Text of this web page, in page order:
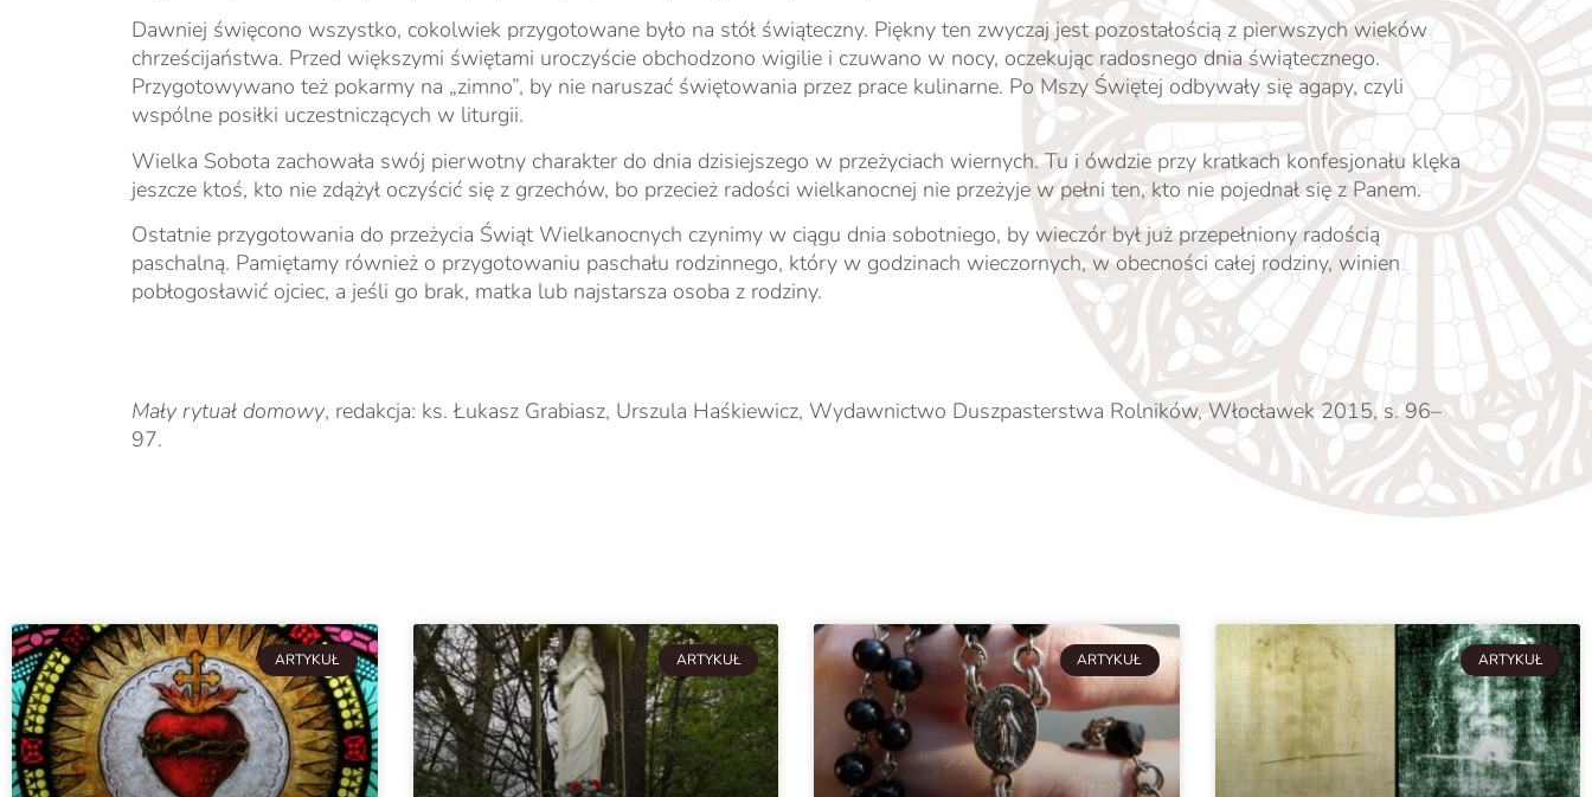
Dawniej święcono wszystko, cokolwiek przygotowane było na stół świąteczny. Piękny ten zwyczaj jest pozostałością z pierwszych wieków
chrześcijaństwa. Przed większymi świętami uroczyście obchodzono wigilie i czuwano w nocy, oczekując radosnego dnia świątecznego.
Przygotowywano też pokarmy na „zimno”, by nie naruszać świętowania przez prace kulinarne. Po Mszy Świętej odbywały się agapy, czyli
wspólne posiłki uczestniczących w liturgii.
Wielka Sobota zachowała swój pierwotny charakter do dnia dzisiejszego w przeżyciach wiernych. Tu i ówdzie przy kratkach konfesjonału klęka
jeszcze ktoś, kto nie zdążył oczyścić się z grzechów, bo przecież radości wielkanocnej nie przeżyje w pełni ten, kto nie pojednał się z Panem.
Ostatnie przygotowania do przeżycia Świąt Wielkanocnych czynimy w ciągu dnia sobotniego, by wieczór był już przepełniony radością
paschalną. Pamiętamy również o przygotowaniu paschału rodzinnego, który w godzinach wieczornych, w obecności całej rodziny, winien
pobłogosławić ojciec, a jeśli go brak, matka lub najstarsza osoba z rodziny.
Mały rytuał domowy, redakcja: ks. Łukasz Grabiasz, Urszula Haśkiewicz, Wydawnictwo Duszpasterstwa Rolników, Włocławek 2015, s. 96–
97.
ARTYKUŁ ARTYKUŁ ARTYKUŁ ARTYKUŁ